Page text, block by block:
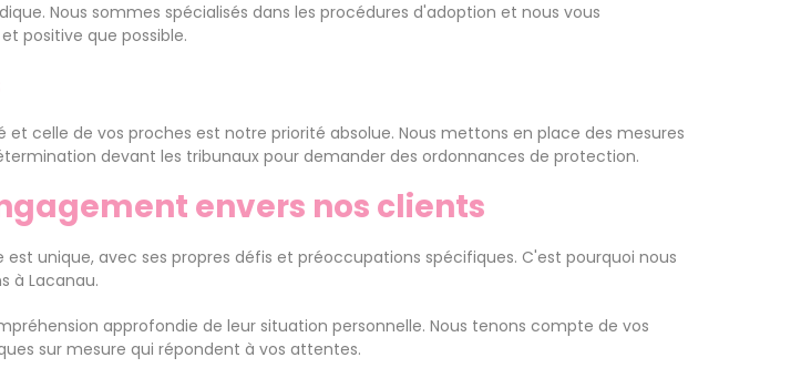
Nous sommes spécialisés dans les procédures d'adoption et nous vous
positive que possible.
celle de vos proches est notre priorité absolue. Nous mettons en place des mesures
devant les tribunaux pour demander des ordonnances de protection.
envers nos clients
unique, avec ses propres défis et préoccupations spécifiques. C'est pourquoi nous
à Lacanau.
approfondie de leur situation personnelle. Nous tenons compte de vos
sur mesure qui répondent à vos attentes.